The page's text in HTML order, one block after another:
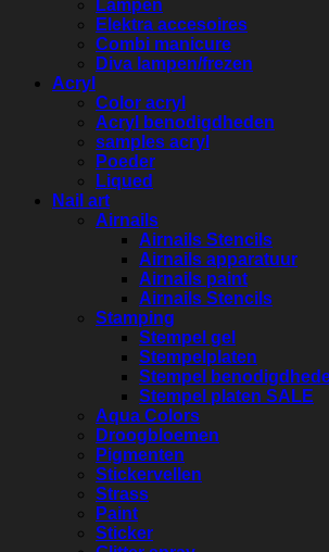
Lampen
Elektra accesoires
Combi manicure
Diva lampen/frezen
Acryl
Color acryl
Acryl benodigdheden
samples acryl
Poeder
Liqued
Nail art
Airnails
Airnails Stencils
Airnails apparatuur
Airnails paint
Airnails Stencils
Stamping
Stempel gel
Stempelplaten
Stempel
Stempel platen SALE
Aqua Colors
Droogbloemen
Pigmenten
Stickervellen
Strass
Paint
Sticker